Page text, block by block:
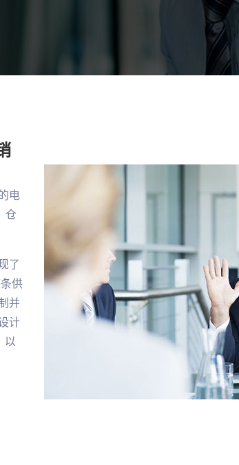
电
仓
了
供
并
计
以